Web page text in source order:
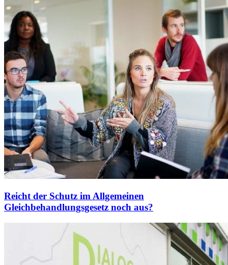
Reicht der Schutz im Allgemeinen
Gleichbehandlungsgesetz noch aus?